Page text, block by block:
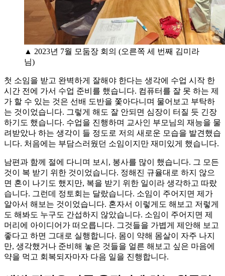
▲ 2023년 7월 모둠장 회의 (오른쪽 세 번째 김미라
님)
첫 소임을 받고 완벽하게 잘해야 한다는 생각에 수업 시작 한
시간 전에 가서 수업 준비를 했습니다. 컴퓨터를 잘 못 하는 제
가 할 수 있는 것은 선배 도반을 쫓아다니며 물어보고 부탁하
는 것이었습니다. 그렇게 해도 잘 안되면 심장이 터질 듯 긴장
하기도 했습니다. 수업을 진행하며 교사인 부모님의 재능을 물
려받았나 하는 생각이 들 정도로 저의 새로운 모습을 발견했습
니다. 처음에는 부담스러웠던 소임이지만 재미있게 했습니다.
남편과 함께 절에 다니며 보시, 봉사를 많이 했습니다. 그 모든
것이 복 받기 위한 것이었습니다. 정해진 규율대로 하지 않으
면 혼이 나기도 했지만, 복을 받기 위한 일이라 생각하고 따랐
습니다. 그런데 정토회는 달랐습니다. 소임이 주어지면 제가
알아서 해보는 것이었습니다. 혼자서 이렇게도 해보고 저렇게
도 해봐도 누구도 간섭하지 않았습니다. 소임이 주어지면 제
머리에 아이디어가 떠오릅니다. 그것들을 가볍게 제안해 보고
좋다고 하면 그대로 실행합니다. 몸이 약해 몸살이 자주 나지
만, 생각했거나 준비해 놓은 것들을 얼른 해보고 싶은 마음에
약을 먹고 회복되자마자 다음 일을 진행합니다.